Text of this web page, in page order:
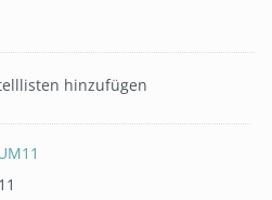
hinzufügen